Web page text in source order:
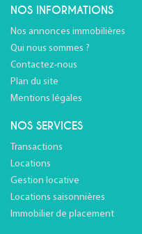
NOS INFORMATIONS
Nos annonces immobilières
Qui nous sommes ?
Contactez-nous
Plan du site
Mentions légales
NOS SERVICES
Transactions
Locations
Gestion locative
Locations saisonnières
Immobilier de placement